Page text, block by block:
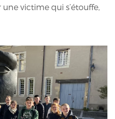
victime qui s’étouffe,